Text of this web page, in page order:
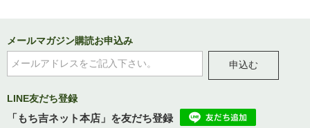
メールマガジン購読お申込み
申込む
LINE友だち登録
「もち吉ネット本店」を友だち登録